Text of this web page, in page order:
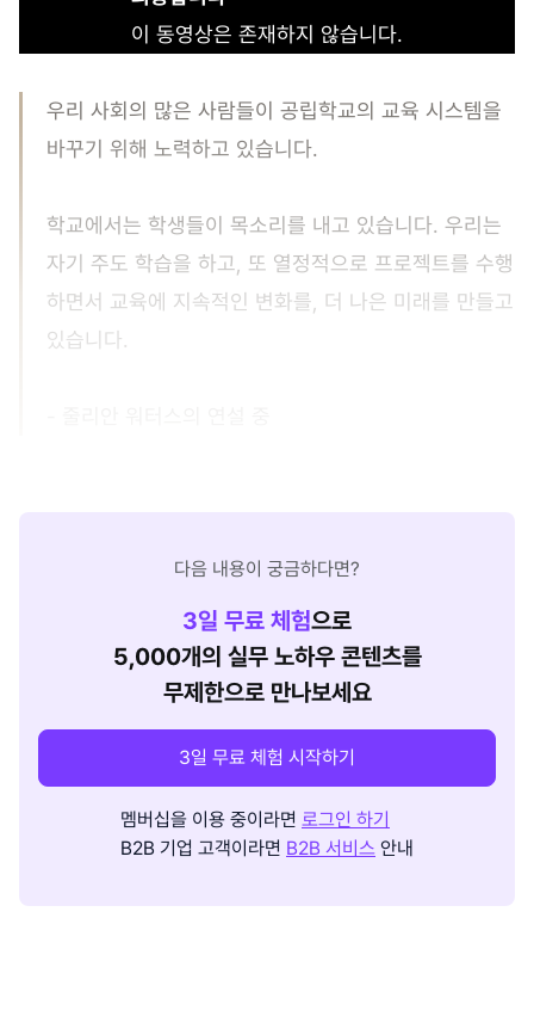
이 동영상은 존재하지 않습니다.
우리 사회의 많은 사람들이 공립학교의 교육 시스템을
바꾸기 위해 노력하고 있습니다.
학교에서는 학생들이 목소리를 내고 있습니다. 우리는
자기 주도 학습을 하고, 또 열정적으로 프로젝트를 수행
하면서 교육에 지속적인 변화를, 더 나은 미래를 만들고
있습니다.
다음 내용이 궁금하다면?
3일 무료 체험으로
5,000개의 실무 노하우 콘텐츠를
무제한으로 만나보세요
3일 무료 체험 시작하기
멤버십을 이용 중이라면 로그인 하기
B2B 기업 고객이라면 B2B 서비스 안내